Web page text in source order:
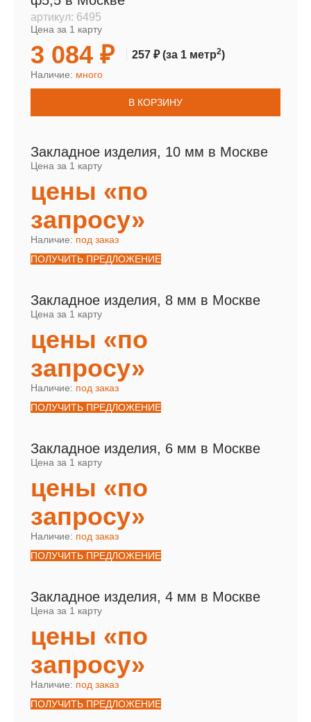
артикул: 6495
Цена за 1 карту
3 084 ₽ 257 ₽(за 1 метр2)
Наличие: много
В КОРЗИНУ
Закладное изделия, 10 мм в Москве
Цена за 1 карту
цены «по
запросу»
Наличие: под заказ
ПОЛУЧИТЬ ПРЕДЛОЖЕНИЕ
Закладное изделия, 8 мм в Москве
Цена за 1 карту
цены «по
запросу»
Наличие: под заказ
ПОЛУЧИТЬ ПРЕДЛОЖЕНИЕ
Закладное изделия, 6 мм в Москве
Цена за 1 карту
цены «по
запросу»
Наличие: под заказ
ПОЛУЧИТЬ ПРЕДЛОЖЕНИЕ
Закладное изделия, 4 мм в Москве
Цена за 1 карту
цены «по
запросу»
Наличие: под заказ
ПОЛУЧИТЬ ПРЕДЛОЖЕНИЕ